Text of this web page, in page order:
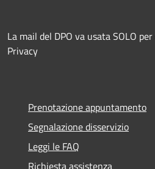
La mail del DPO va usata SOLO
Privacy
Prenotazione appuntamento
Segnalazione disservizio
Leggi le FAQ
Richiesta assistenza